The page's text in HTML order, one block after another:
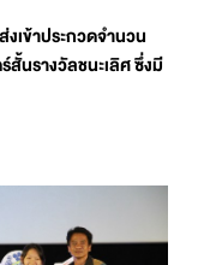
เข้าประกวดจำนวน
นรางวัลชนะเลิศ ซึ่งมี